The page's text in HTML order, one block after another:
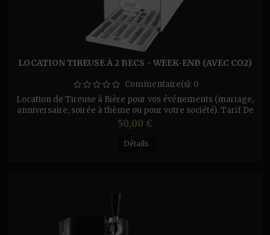
LOCATION TIREUSE À 2 BECS - WEEK-END (AVEC CO2)
Commentaire(s): 0
Location de Tireuse à Bière pour vos événements (mariage,
anniversaire, soirée à thème ou pour votre société). Tarif De
La Location : (Par Jour) - Pour la tireuse Perfecdraft (fût
de 6L) - 10€/Jour ou 20 € le Weekend. - Tireuse à Sec 1
Bec (sans Co²) Pratiquement on branche la prise électrique
Prix
50,00 €
Détails